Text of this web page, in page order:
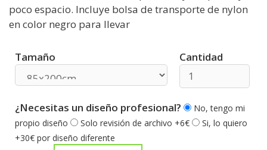
poco espacio. Incluye bolsa de transporte de nylon
en color negro para llevar
Tamaño Cantidad
¿Necesitas un diseño profesional?
No, tengo mi
propio diseño
Solo revisión de archivo +6€
Si, lo quiero
+30€ por diseño diferente